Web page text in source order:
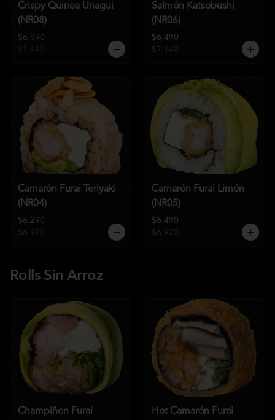
Crispy Quinoa Unagui
(NR08)
$6.990
$7.690
Salmón Katsobushi
(NR06)
$6.490
$7.140
Camarón Furai Teriyaki
(NR04)
$6.290
$6.920
Camarón Furai Limón
(NR05)
$6.490
$6.920
Rolls Sin Arroz
Champiñon Furai
Hot Camarón Furai